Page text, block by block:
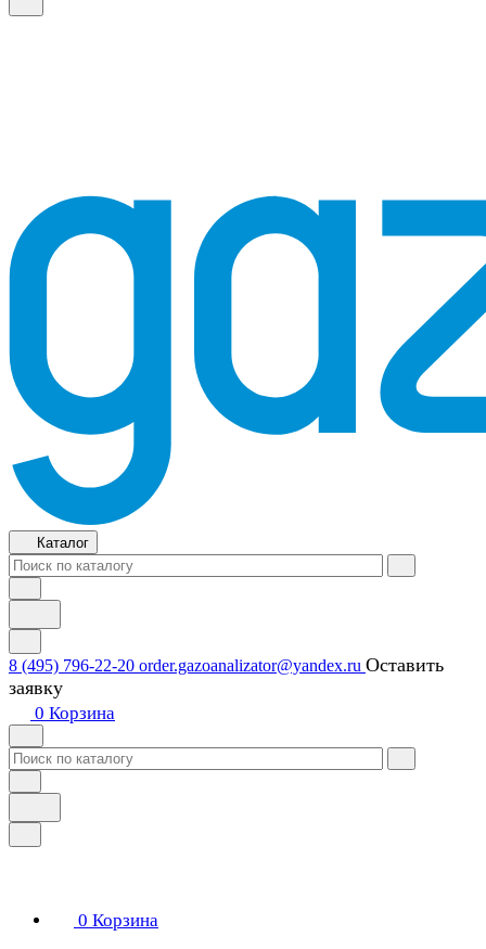
Каталог
8 (495) 796-22-20 order.gazoanalizator@yandex.ru Оставить
заявку
0 Корзина
0 Корзина